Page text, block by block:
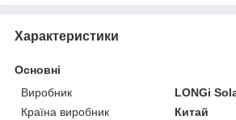
Характеристики
Основні
Виробник
LONGi
Країна виробник
Китай